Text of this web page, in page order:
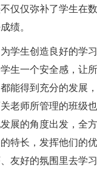
仅仅弥补了学生在
绩。
学生创造良好的学
生一个安全感，让
能得到充分的发展
老师所管理的班级
展的角度出发，全
特长，发挥他们的
友好的氛围里去学